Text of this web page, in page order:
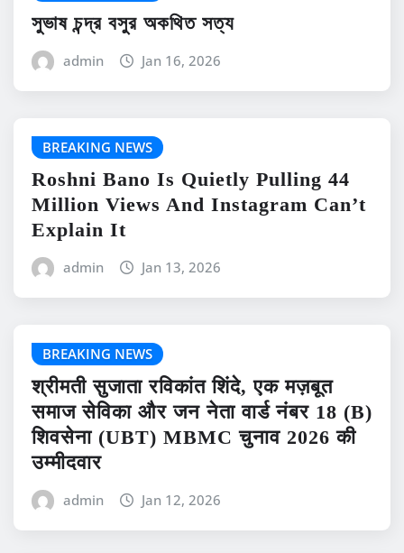
সুভাষ চন্দ্র বসুর অকথিত সত্য
admin Jan 16, 2026
BREAKING NEWS
Roshni Bano Is Quietly Pulling 44
Million Views And Instagram Can’t
Explain It
admin Jan 13, 2026
BREAKING NEWS
श्रीमती सुजाता रविकांत शिंदे, एक मज़बूत
समाज सेविका और जन नेता वार्ड नंबर 18 (B)
शिवसेना (UBT) MBMC चुनाव 2026 की
उम्मीदवार
admin Jan 12, 2026